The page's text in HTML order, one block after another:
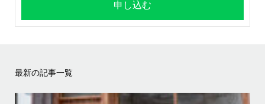
申し込む
最新の記事一覧